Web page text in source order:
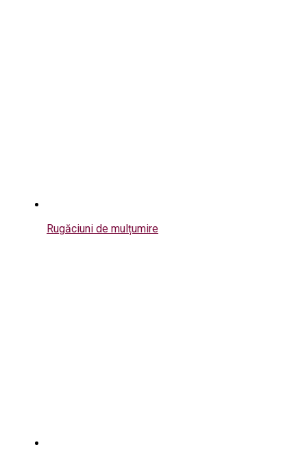
Rugăciuni de mulțumire